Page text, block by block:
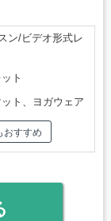
ン/ビデオ形式レ
ト
ト、ヨガウェア
おすすめ